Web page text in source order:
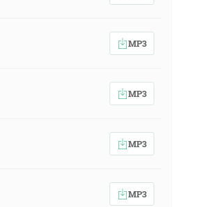
MP3
MP3
MP3
MP3